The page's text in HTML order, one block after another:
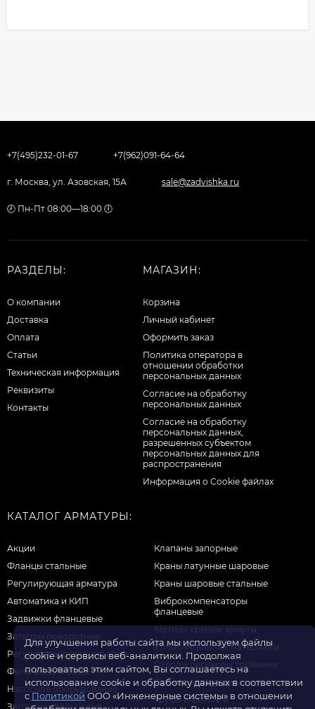
+7(495)232-01-67 +7(962)091-64-64
г. Москва, ул. Азовская, 15А sale@zadvishka.ru
🕗 Пн-Пт 08:00—18:00 🕕
РАЗДЕЛЫ:
О компании
Доставка
Оплата
Статьи
Техническая информация
Реквизиты
Контакты
МАГАЗИН:
Корзина
Личный кабинет
Оформить заказ
Политика оператора в
отношении обработки
персональных данных
Согласие на обработку
персональных данных
Cогласие на обработку
персональных данных,
разрешенных субъектом
персональных данных для
распространения
Информация о Cookie файлах
КАТАЛОГ АРМАТУРЫ:
Акции
Фланцы стальные
Регулирующая арматура
Автоматика и КИП
Задвижки фланцевые
Затворы поворотные
Регуляторы давления воды
Фильтры для воды
Насосное оборудование
Заглушки фланцевые
Клапаны запорные
Краны латунные шаровые
Краны шаровые стальные
Виброкомпенсаторы
фланцевые
Метизы крепеж хомуты
Уплотнительные материалы
Отводы переходы тройники
Прочая продукция
Трубы и фитинги
Для улучшения работы сайта мы используем файлы
cookie и сервисы веб-аналитики. Продолжая
пользоваться этим сайтом, Вы соглашаетесь на
использование cookie и обработку данных в соответствии
с Политикой ООО «Инженерные системы» в отношении